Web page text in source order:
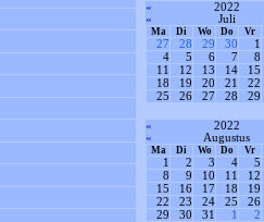
« 2022
«
Juli
Ma Di Wo Do Vr
27 28 29 30 1
4
5 6 7 8
11
12 13 14 15
18
19 20 21 22
25
26 27 28 29
« 2022
«
Augustus
Ma Di Wo Do Vr
1 2 3 4 5
8
9 10 11 12
15
16 17 18 19
22
23 24 25 26
29
30 31 1 2